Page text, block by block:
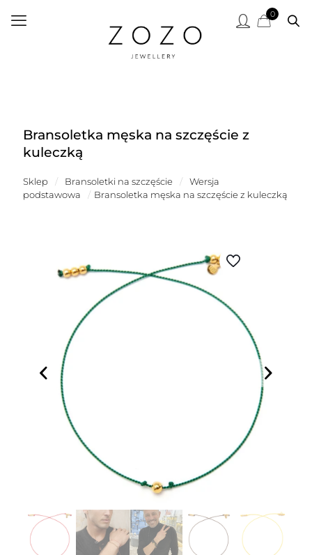
0
Bransoletka męska na szczęście z
kuleczką
Sklep / Bransoletki na szczęście /
Wersja
podstawowa
/ Bransoletka męska na szczęście z kuleczką